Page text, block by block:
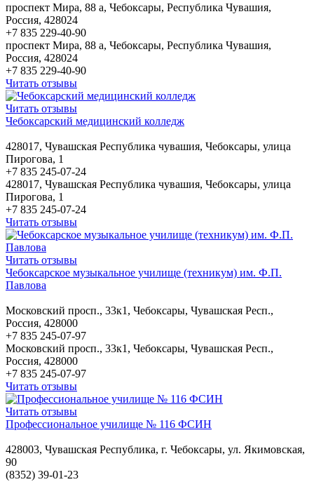
проспект Мира, 88 а, Чебоксары, Республика Чувашия,
Россия, 428024
+7 835 229-40-90
проспект Мира, 88 а, Чебоксары, Республика Чувашия,
Россия, 428024
+7 835 229-40-90
Читать отзывы
Читать отзывы
Чебоксарский медицинский колледж
428017, Чувашская Республика чувашия, Чебоксары, улица
Пирогова, 1
+7 835 245-07-24
428017, Чувашская Республика чувашия, Чебоксары, улица
Пирогова, 1
+7 835 245-07-24
Читать отзывы
Читать отзывы
Чебоксарское музыкальное училище (техникум) им. Ф.П.
Павлова
Московский просп., 33к1, Чебоксары, Чувашская Респ.,
Россия, 428000
+7 835 245-07-97
Московский просп., 33к1, Чебоксары, Чувашская Респ.,
Россия, 428000
+7 835 245-07-97
Читать отзывы
Читать отзывы
Профессиональное училище № 116 ФСИН
428003, Чувашская Республика, г. Чебоксары, ул. Якимовская,
90
(8352) 39-01-23